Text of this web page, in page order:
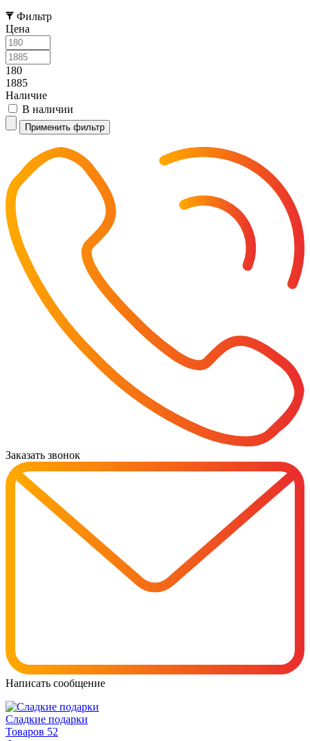
Фильтр
Цена
180
1885
Наличие
В наличии
Заказать звонок
Написать сообщение
Cладкие подарки
Товаров 52